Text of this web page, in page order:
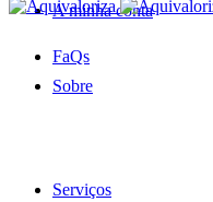
A minha conta
FaQs
Sobre
Serviços